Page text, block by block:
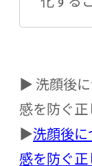
▶ 洗顔後に
感を防ぐ
▶洗顔後に
感を防ぐ